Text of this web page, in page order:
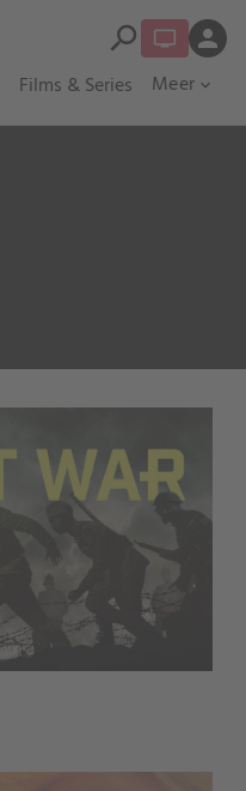
Films & Series Meer expand_more
search person